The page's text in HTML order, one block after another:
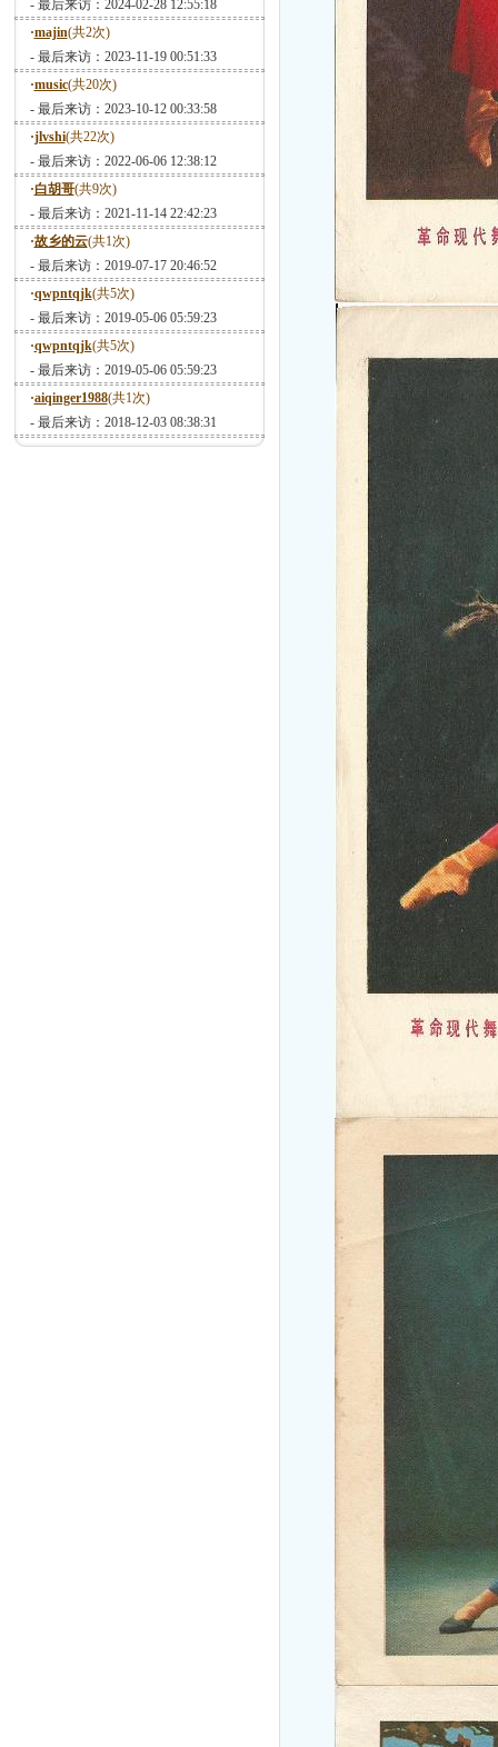
- 最后来访：2024-02-28 12:55:18
·majin(共2次)
- 最后来访：2023-11-19 00:51:33
·music(共20次)
- 最后来访：2023-10-12 00:33:58
·jlvshi(共22次)
- 最后来访：2022-06-06 12:38:12
·白胡哥(共9次)
- 最后来访：2021-11-14 22:42:23
·故乡的云(共1次)
- 最后来访：2019-07-17 20:46:52
·qwpntqjk(共5次)
- 最后来访：2019-05-06 05:59:23
·qwpntqjk(共5次)
- 最后来访：2019-05-06 05:59:23
·aiqinger1988(共1次)
- 最后来访：2018-12-03 08:38:31